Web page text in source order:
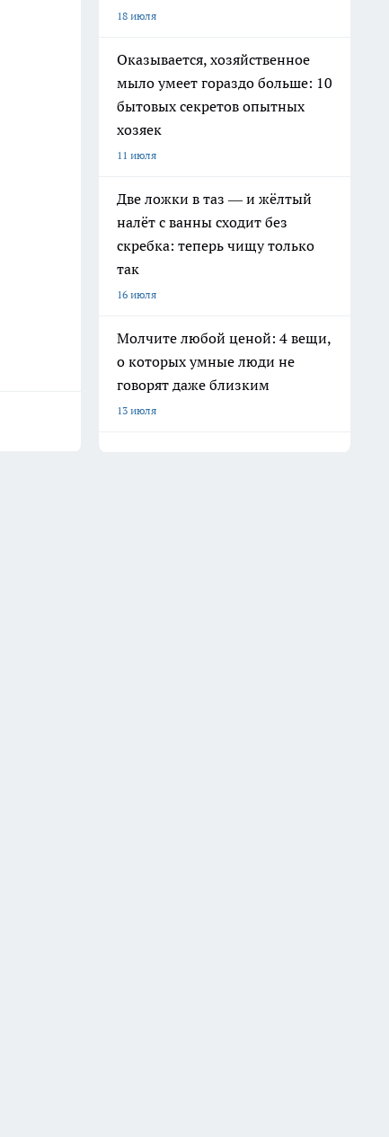
18 июля
Оказывается, хозяйственное
мыло умеет гораздо больше: 10
бытовых секретов опытных
хозяек
11 июля
Две ложки в таз — и жёлтый
налёт с ванны сходит без
скребка: теперь чищу только
так
16 июля
Молчите любой ценой: 4 вещи,
о которых умные люди не
говорят даже близким
13 июля